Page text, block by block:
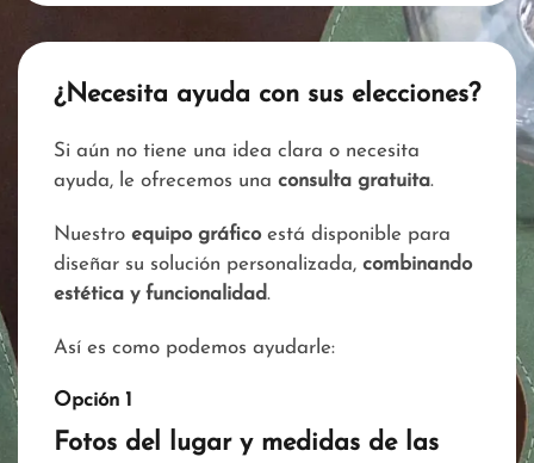
¿Necesita ayuda con sus elecciones?
Si aún no tiene una idea clara o necesita
ayuda, le ofrecemos una consulta gratuita.
Nuestro equipo gráficoestá disponible para
diseñar su solución personalizada, combinando
estética y funcionalidad.
Así es como podemos ayudarle:
Opción 1
Fotos del lugar y medidas de las